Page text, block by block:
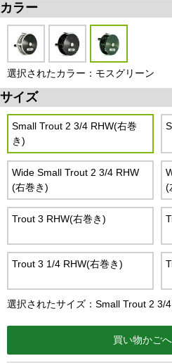
カラー
選択されたカラー：モスグリーン
サイズ
Small Trout 2 3/4 RHW(右巻
き)
Wide Small Trout 2 3/4 RHW
(右巻き)
(
Trout 3 RHW(右巻き)
Trout 3 1/4 RHW(右巻き)
選択されたサイズ：Small Trout 2 3/